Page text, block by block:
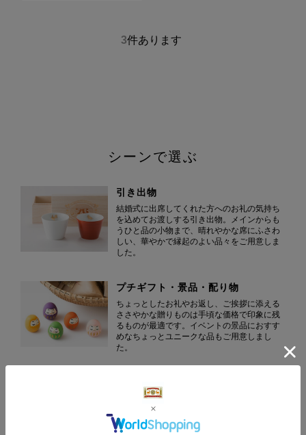
3件あります
シーンで選ぶ
引き出物
結婚式に出席してくれた方へのお礼の気持ち
を込めてお渡しする引き出物。メインからも
うひと品の小物まで、晴れやかな席にふさわ
しい、華やかで縁起のよい品々をご用意しま
した。
プチギフト・景品・配り物
ちょっとしたお礼やお返し、ご挨拶に添える
ささやかな贈りものは手頃な価格で印象に残
るものが最適です。イベントの景品におすす
めなちょっとユニークな品もご用意しまし
た。
おめでとうの気持ちを込めて贈る結婚のお祝
いは、新生活をはじめる二人へのエールでも
あります。そんな思いを届けてくれる、日本
各地の"産地”で作られる上質な日用品を揃えま